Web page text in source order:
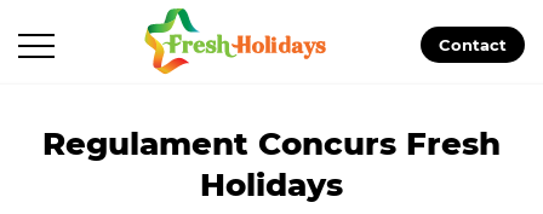
Contact
Regulament Concurs Fresh
Holidays